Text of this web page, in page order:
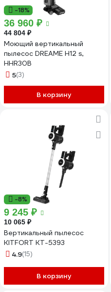
-18%
36 960 ₽
44 804 ₽
Моющий вертикальный
пылесос DREAME H12 s,
HHR30B
5(3)
В корзину
-8%
9 245 ₽
10 065 ₽
Вертикальный пылесос
KITFORT КТ-5393
4.9(15)
В корзину